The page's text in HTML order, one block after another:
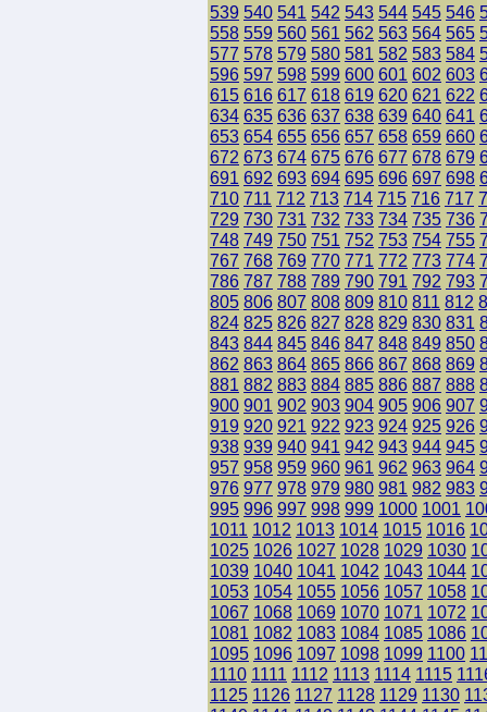
539 540 541 542 543 544 545 546
558 559 560 561 562 563 564 565
577 578 579 580 581 582 583 584
596 597 598 599 600 601 602 603
615 616 617 618 619 620 621 622
634 635 636 637 638 639 640 641
653 654 655 656 657 658 659 660
672 673 674 675 676 677 678 679
691 692 693 694 695 696 697 698
710 711 712 713 714 715 716 717
729 730 731 732 733 734 735 736
748 749 750 751 752 753 754 755
767 768 769 770 771 772 773 774
786 787 788 789 790 791 792 793
805 806 807 808 809 810 811 812
824 825 826 827 828 829 830 831
843 844 845 846 847 848 849 850
862 863 864 865 866 867 868 869
881 882 883 884 885 886 887 888
900 901 902 903 904 905 906 907
919 920 921 922 923 924 925 926
938 939 940 941 942 943 944 945
957 958 959 960 961 962 963 964
976 977 978 979 980 981 982 983
995 996 997 998 999 1000 1001
1011 1012 1013 1014 1015 1016
1025 1026 1027 1028 1029 1030
1039 1040 1041 1042 1043 1044
1053 1054 1055 1056 1057 1058
1067 1068 1069 1070 1071 1072
1081 1082 1083 1084 1085 1086
1095 1096 1097 1098 1099 1100
1110 1111 1112 1113 1114 1115
1125 1126 1127 1128 1129 1130